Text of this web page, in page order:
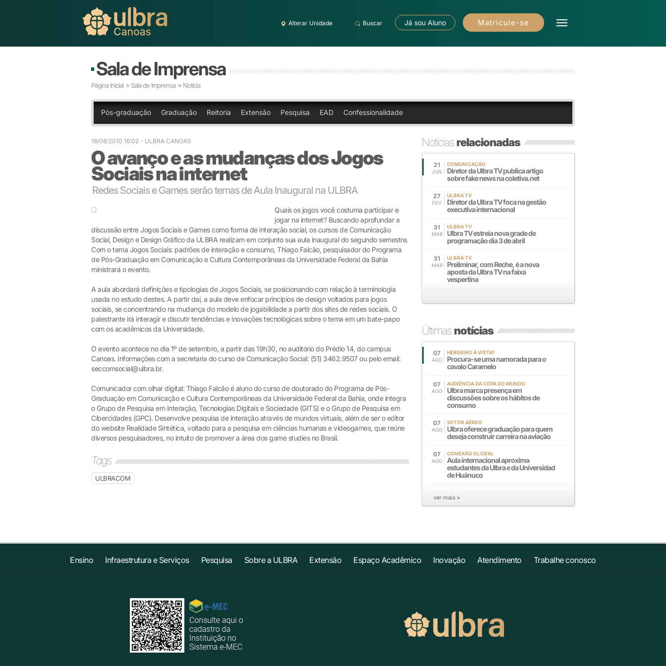
Alterar Unidade Buscar Já sou Aluno Matricule-se
Sala de Imprensa
Página Inicial » Sala de Imprensa » Notícia
Pós-graduação Graduação Reitoria Extensão Pesquisa EAD Confessionalidade
18/08/2010 16:02 - ULBRA CANOAS
O avanço e as mudanças dos Jogos
Sociais na internet
Redes Sociais e Games serão temas de Aula Inaugural na ULBRA
Quais os jogos você costuma participar e
jogar na internet? Buscando aprofundar a
discussão entre Jogos Sociais e Games como forma de interação social, os cursos de Comunicação
Social, Design e Design Gráfico da ULBRA realizam em conjunto sua aula inaugural do segundo semestre.
Com o tema Jogos Sociais: padrões de interação e consumo, Thiago Falcão, pesquisador do Programa
de Pós-Graduação em Comunicação e Cultura Contemporâneas da Universidade Federal da Bahia
ministrará o evento.
A aula abordará definições e tipologias de Jogos Sociais, se posicionando com relação à terminologia
usada no estudo destes. A partir daí, a aula deve enfocar princípios de design voltados para jogos
sociais, se concentrando na mudança do modelo de jogabilidade a partir dos sites de redes sociais. O
palestrante irá interagir e discutir tendências e inovações tecnológicas sobre o tema em um bate-papo
com os acadêmicos da Universidade.
O evento acontece no dia 1º de setembro, a partir das 19h30, no auditório do Prédio 14, do campus
Canoas. Informações com a secretaria do curso de Comunicação Social: (51) 3462.9507 ou pelo email:
seccomsocial@ulbra.br.
Comunicador com olhar digital: Thiago Falcão é aluno do curso de doutorado do Programa de Pós-
Graduação em Comunicação e Cultura Contemporâneas da Universidade Federal da Bahia, onde integra
o Grupo de Pesquisa em Interação, Tecnologias Digitais e Sociedade (GITS) e o Grupo de Pesquisa em
Cibercidades (GPC). Desenvolve pesquisa de interação através de mundos virtuais, além de ser o editor
do website Realidade Sintética, voltado para a pesquisa em ciências humanas e videogames, que reúne
diversos pesquisadores, no intuito de promover a área dos game studies no Brasil.
Tags
ULBRACOM
Notíciasrelacionadas
21
JUN
COMUNICAÇÃO
Diretor da Ulbra TV publica artigo
sobre fake news na coletiva.net
27
FEV
ULBRA TV
Diretor da Ulbra TV foca na gestão
executiva internacional
31
MAR
ULBRA TV
Ulbra TV estreia nova grade de
programação dia 3 de abril
31
MAR
ULBRA TV
Preliminar, com Reche, é a nova
aposta da Ulbra TV na faixa
vespertina
Últimasnotícias
07
AGO
HERDEIRO À VISTA?
Procura-se uma namorada para o
cavalo Caramelo
07
AGO
AUDIÊNCIA DA COPA DO MUNDO
Ulbra marca presença em
discussões sobre os hábitos de
consumo
07
AGO
SETOR AÉREO
Ulbra oferece graduação para quem
deseja construir carreira na aviação
07
AGO
CONEXÃO GLOBAL
Aula internacional aproxima
estudantes da Ulbra e da Universidad
de Huánuco
ver mais »
Ensino Infraestrutura e Serviços Pesquisa Sobre a ULBRA Extensão Espaço Acadêmico Inovação Atendimento Trabalhe conosco